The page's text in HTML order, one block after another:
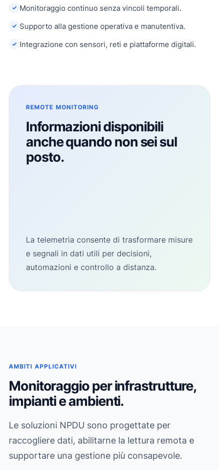
✓ Monitoraggio continuo senza vincoli temporali.
✓ Supporto alla gestione operativa e manutentiva.
✓ Integrazione con sensori, reti e piattaforme digitali.
REMOTE MONITORING
Informazioni disponibili
anche quando non sei sul
posto.
La telemetria consente di trasformare misure
e segnali in dati utili per decisioni,
automazioni e controllo a distanza.
AMBITI APPLICATIVI
Monitoraggio per infrastrutture,
impianti e ambienti.
Le soluzioni NPDU sono progettate per
raccogliere dati, abilitarne la lettura remota e
supportare una gestione più consapevole.